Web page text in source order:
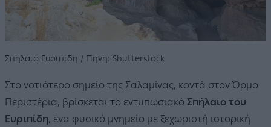
Σπήλαιο Ευριπίδη / Πηγή: Shutterstock
Στο νοτιότερο σημείο της Σαλαμίνας, κοντά στον Όρμο
Περιστέρια, βρίσκεται το εντυπωσιακό Σπήλαιο του
Ευριπίδη, ένα φυσικό μνημείο με ξεχωριστή ιστορική